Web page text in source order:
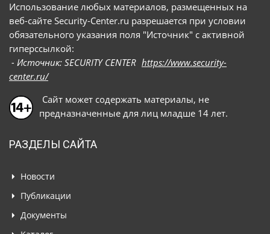
Использование любых материалов, размещенных на
веб-сайте Security-Center.ru разрешается при условии
обязательного указания поля "Источник" с активной
гиперссылкой:
- Источник: SECURITY CENTER https://www.security-
center.ru/
Сайт может содержать материалы, не
предназначенные для лиц младше 14 лет.
РАЗДЕЛЫ САЙТА
Новости
Публикации
Документы